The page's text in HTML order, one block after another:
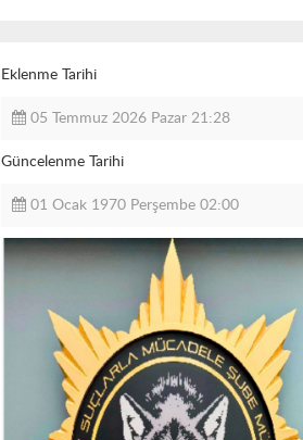
Eklenme Tarihi
05 Temmuz 2026 Pazar 21:28
Güncelenme Tarihi
01 Ocak 1970 Perşembe 02:00